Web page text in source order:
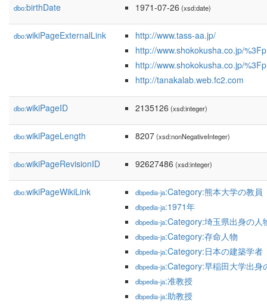
dbo:birthDate 1971-07-26 (xsd:date)
dbo:wikiPageExternalLink
http://www.tass-aa.jp/
http://www.shokokusha.co.jp/
http://www.shokokusha.co.jp/
http://tanakalab.web.fc2.com
dbo:wikiPageID 2135126 (xsd:integer)
dbo:wikiPageLength 8207(xsd:nonNegativeInteger)
dbo:wikiPageRevisionID 92627486 (xsd:integer)
dbo:wikiPageWikiLink dbpedia-ja:Category:熊本大学の教員
dbpedia-ja:1971年
dbpedia-ja:Category:埼玉県出身の人
dbpedia-ja:Category:存命人物
dbpedia-ja:Category:日本の建築学者
dbpedia-ja:Category:早稲田大学出身
dbpedia-ja:准教授
dbpedia-ja:助教授